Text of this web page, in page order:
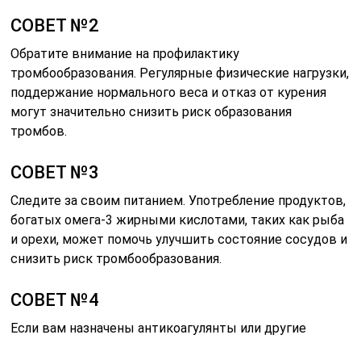
СОВЕТ №2
Обратите внимание на профилактику
тромбообразования. Регулярные физические нагрузки,
поддержание нормального веса и отказ от курения
могут значительно снизить риск образования
тромбов.
СОВЕТ №3
Следите за своим питанием. Употребление продуктов,
богатых омега-3 жирными кислотами, таких как рыба
и орехи, может помочь улучшить состояние сосудов и
снизить риск тромбообразования.
СОВЕТ №4
Если вам назначены антикоагулянты или другие